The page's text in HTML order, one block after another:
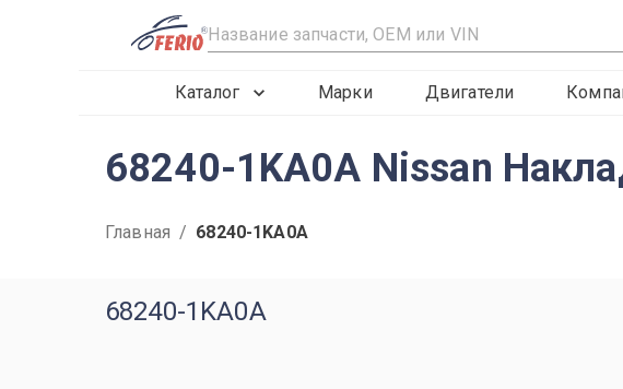
R
Каталог Марки Двигатели
68240-1KA0A Nissan
Главная / 68240-1KA0A
68240-1KA0A